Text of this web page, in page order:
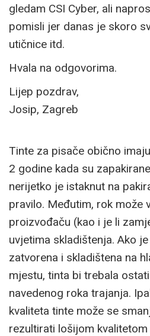
gledam CSI Cyber, ali
pomisli jer danas je skoro
utičnice itd.
Hvala na odgovorima.
Lijep pozdrav,
Josip, Zagreb
Tinte za pisače obično
2 godine kada su
nerijetko je istaknut na
pravilo. Međutim, rok može
proizvođaču (kao i je li
uvjetima skladištenja. Ako
zatvorena i skladištena na
mjestu, tinta bi trebala
navedenog roka trajanja.
kvaliteta tinte može se
rezultirati lošijom kvalitetom